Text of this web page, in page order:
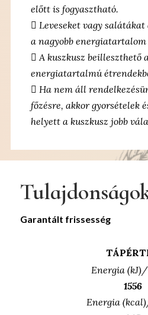
előtt is fogyasztható.
 Leveseket vagy
a nagyobb energiatartalom
 A kuszkusz beilleszthető
energiatartalmú
 Ha nem áll
főzésre, akkor gyorsételek
helyett a kuszkusz jobb
Garantált frissesség
Energia (kJ)/
1556
Energia